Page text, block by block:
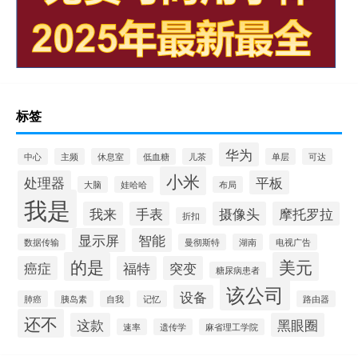
标签
中心 主频 休息室 低血糖 儿茶 华为 单层 可达
处理器 大脑 娃哈哈 小米 布局 平板
我是 我来 手表 折扣 摄像头 摩托罗拉
数据传输 显示屏 智能 曼彻斯特 湖南 电视广告
癌症 的是 福特 突变 糖尿病患者 美元
肺癌 胰岛素 自我 记忆 设备 该公司 路由器
还不 这款 速率 遗传学 麻省理工学院 黑眼圈